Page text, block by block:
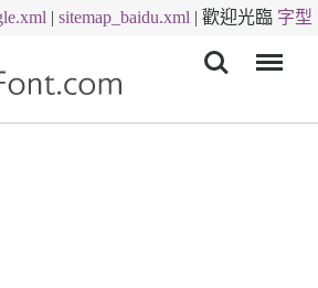
| sitemap_baidu.xml | 歡迎光臨 字型